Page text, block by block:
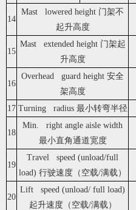
14
Mast lowered height 门架不
起升高度
15
Mast extended height 门架起
升高度
16
Overhead guard height 安全
架高度
17 Turning radius 最小转弯半径
18
Min. right angle aisle width
最小直角通道宽度
19
Travel speed (unload/full
load) 行驶速度（空载/满载）
20
Lift speed (unload/ full load)
起升速度（空载/满载）